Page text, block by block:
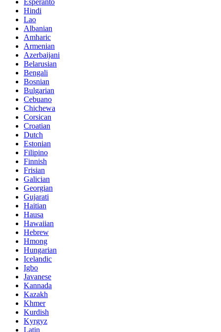
Esperanto
Hindi
Lao
Albanian
Amharic
Armenian
Azerbaijani
Belarusian
Bengali
Bosnian
Bulgarian
Cebuano
Chichewa
Corsican
Croatian
Dutch
Estonian
Filipino
Finnish
Frisian
Galician
Georgian
Gujarati
Haitian
Hausa
Hawaiian
Hebrew
Hmong
Hungarian
Icelandic
Igbo
Javanese
Kannada
Kazakh
Khmer
Kurdish
Kyrgyz
Latin